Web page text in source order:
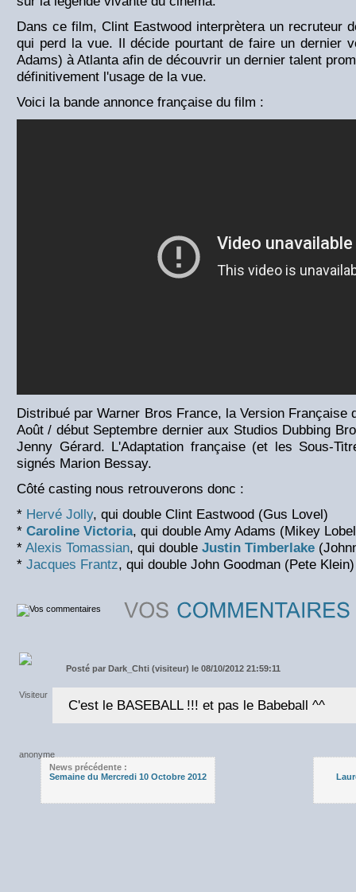
Dans ce film, Clint Eastwood interprètera un recruteur
qui perd la vue. Il décide pourtant de faire un dernier
Adams) à Atlanta afin de découvrir un dernier talent
définitivement l'usage de la vue.
Voici la bande annonce française du film :
Distribué par Warner Bros France, la Version Française
Août / début Septembre dernier aux Studios Dubbing
Jenny Gérard. L'Adaptation française (et les Sous-
signés Marion Bessay.
Côté casting nous retrouverons donc :
* Hervé Jolly, qui double Clint Eastwood (Gus Lovel)
* Caroline Victoria, qui double Amy Adams (Mikey
* Alexis Tomassian, qui double Justin Timberlake
* Jacques Frantz, qui double John Goodman (Pete Klein)
Posté par Dark_Chti (visiteur) le 08/10/2012 21:59:11
C'est le BASEBALL !!! et pas le Babeball ^^
News précédente :
Semaine du Mercredi 10 Octobre 2012